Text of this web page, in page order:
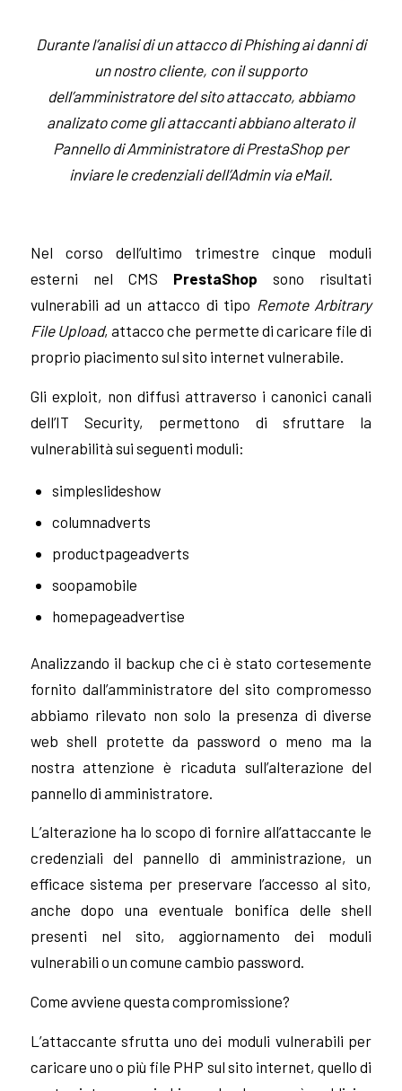
Durante l’analisi di un attacco di Phishing ai danni di
un nostro cliente, con il supporto
dell’amministratore del sito attaccato, abbiamo
analizato come gli attaccanti abbiano alterato il
Pannello di Amministratore di PrestaShop per
inviare le credenziali dell’Admin via eMail.
Nel corso dell’ultimo trimestre cinque moduli
esterni nel CMS PrestaShop sono risultati
vulnerabili ad un attacco di tipo Remote Arbitrary
File Upload, attacco che permette di caricare file di
proprio piacimento sul sito internet vulnerabile.
Gli exploit, non diffusi attraverso i canonici canali
dell’IT Security, permettono di sfruttare la
vulnerabilità sui seguenti moduli:
simpleslideshow
columnadverts
productpageadverts
soopamobile
homepageadvertise
Analizzando il backup che ci è stato cortesemente
fornito dall’amministratore del sito compromesso
abbiamo rilevato non solo la presenza di diverse
web shell protette da password o meno ma la
nostra attenzione è ricaduta sull’alterazione del
pannello di amministratore.
L’alterazione ha lo scopo di fornire all’attaccante le
credenziali del pannello di amministrazione, un
efficace sistema per preservare l’accesso al sito,
anche dopo una eventuale bonifica delle shell
presenti nel sito, aggiornamento dei moduli
vulnerabili o un comune cambio password.
Come avviene questa compromissione?
L’attaccante sfrutta uno dei moduli vulnerabili per
caricare uno o più file PHP sul sito internet, quello di